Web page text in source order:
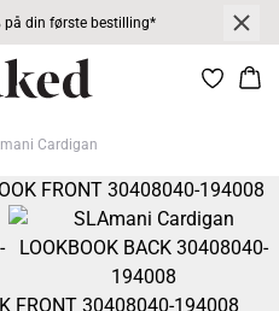
på din første bestilling*
Cardigan